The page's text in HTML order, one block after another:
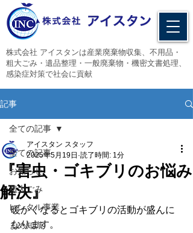
​株式会社 アイスタンは産業廃棄物収集、不用品・
粗大ごみ・遺品整理・一般廃棄物・機密文書処理、
感染症対策で社会に貢献
記事
全ての記事
お知らせ
粗大ごみ
レンタル事業
まめ知識
全ての記事
『害虫・ゴキブリのお悩み
解決』
アイスタン スタッフ
2025年5月19日 読了時間: 1分
暖かくなるとゴキブリの活動が盛んに
なります。